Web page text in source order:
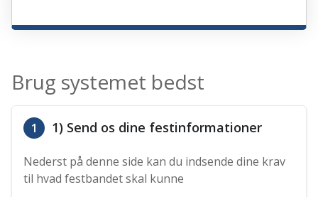
Brug systemet bedst
1 1) Send os dine festinformationer
Nederst på denne side kan du indsende dine krav
til hvad festbandet skal kunne